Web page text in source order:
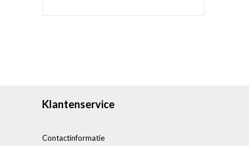
Klantenservice
Contactinformatie